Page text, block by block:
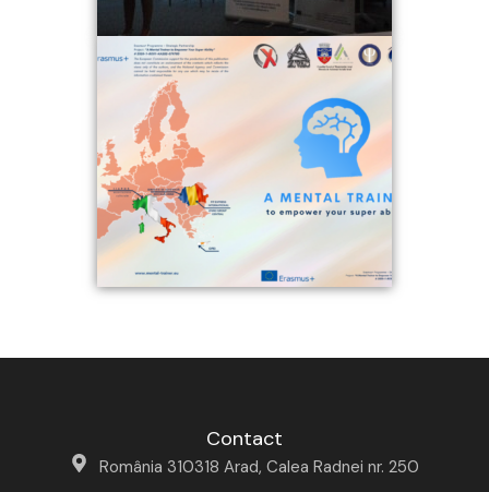
Contact
România 310318 Arad, Calea Radnei nr. 250